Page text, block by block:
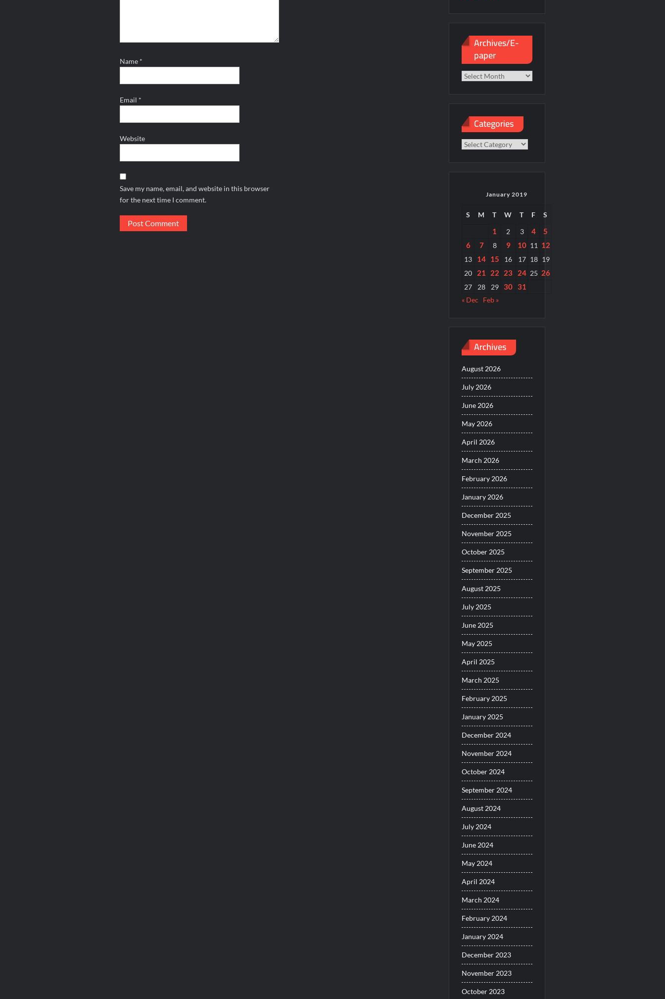
Name *
Email *
Website
Save my name, email, and website in this browser
for the next time I comment.
Archives/E-
paper
Archives/E-
Categories
Categories
January 2019
S M T W T F S
1 2 3 4
5
6
7 8 9 10 11 12
13 14 15 16 17 18 19
20
21 22 23 24 25 26
27 28 29 30 31
« Dec Feb »
Archives
August 2026
July 2026
June 2026
May 2026
April 2026
March 2026
February 2026
January 2026
December 2025
November 2025
October 2025
September 2025
August 2025
July 2025
June 2025
May 2025
April 2025
March 2025
February 2025
January 2025
December 2024
November 2024
October 2024
September 2024
August 2024
July 2024
June 2024
May 2024
April 2024
March 2024
February 2024
January 2024
December 2023
November 2023
October 2023